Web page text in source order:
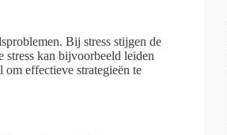
Bij stress stijgen de
stress kan bijvoorbeeld leiden
om effectieve strategieën te